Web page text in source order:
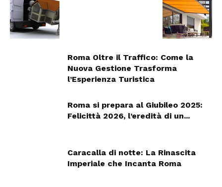
Roma Oltre il Traffico: Come la
Nuova Gestione Trasforma
l’Esperienza Turistica
Roma si prepara al Giubileo 2025:
Felicittà 2026, l’eredità di un...
Caracalla di notte: La Rinascita
Imperiale che Incanta Roma